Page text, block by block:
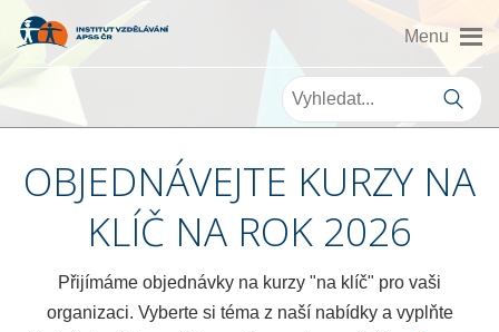
OBJEDNÁVEJTE KURZY NA
KLÍČ NA ROK 2026
Přijímáme objednávky na kurzy "na klíč" pro vaši
organizaci. Vyberte si téma z naší nabídky a vyplňte